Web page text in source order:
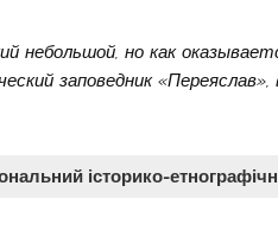
небольшой, но как
заповедник
історико-